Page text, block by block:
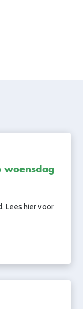
woensdag
Lees hier voor